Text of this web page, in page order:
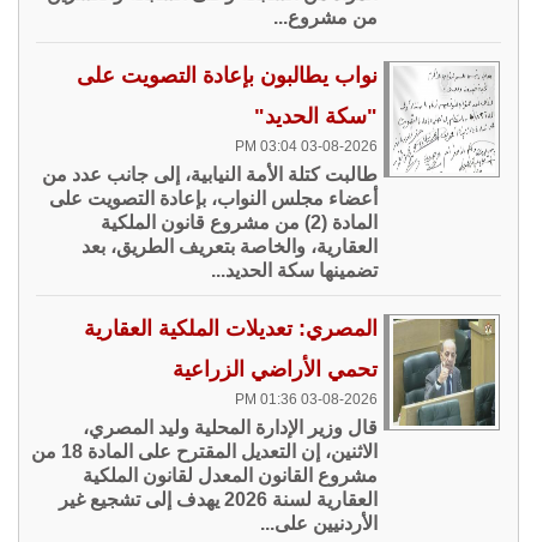
من مشروع...
نواب يطالبون بإعادة التصويت على
"سكة الحديد"
03-08-2026 03:04 PM
طالبت كتلة الأمة النيابية، إلى جانب عدد من
أعضاء مجلس النواب، بإعادة التصويت على
المادة (2) من مشروع قانون الملكية
العقارية، والخاصة بتعريف الطريق، بعد
تضمينها سكة الحديد...
المصري: تعديلات الملكية العقارية
تحمي الأراضي الزراعية
03-08-2026 01:36 PM
قال وزير الإدارة المحلية وليد المصري،
الاثنين، إن التعديل المقترح على المادة 18 من
مشروع القانون المعدل لقانون الملكية
العقارية لسنة 2026 يهدف إلى تشجيع غير
الأردنيين على...